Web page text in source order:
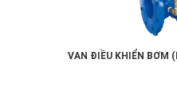
VAN ĐIỀU KHIỂN BƠM